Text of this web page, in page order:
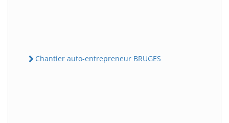
Chantier auto-entrepreneur BRUGES